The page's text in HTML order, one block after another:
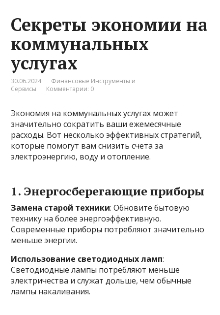
Секреты экономии на
коммунальных
услугах
30.06.2024
Финансовые Инструменты и
Сервисы
Комментарии: 0
Экономия на коммунальных услугах может
значительно сократить ваши ежемесячные
расходы. Вот несколько эффективных стратегий,
которые помогут вам снизить счета за
электроэнергию, воду и отопление.
1. Энергосберегающие приборы
Замена старой техники: Обновите бытовую
технику на более энергоэффективную.
Современные приборы потребляют значительно
меньше энергии.
Использование светодиодных ламп:
Светодиодные лампы потребляют меньше
электричества и служат дольше, чем обычные
лампы накаливания.